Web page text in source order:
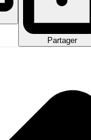
Partager